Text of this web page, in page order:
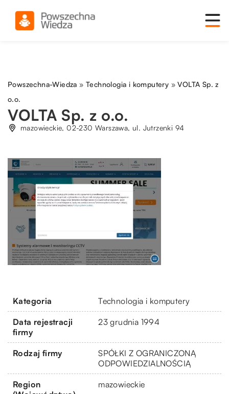
Powszechna-Wiedza »Technologia i komputery »VOLTA Sp. z
o.o.
VOLTA Sp. z o.o.
mazowieckie, 02-230 Warszawa, ul. Jutrzenki 94
Kategoria Technologia i komputery
Data rejestracji
firmy
23 grudnia 1994
Rodzaj firmy
SPÓŁKI Z OGRANICZONĄ
ODPOWIEDZIALNOŚCIĄ
Region
mazowieckie